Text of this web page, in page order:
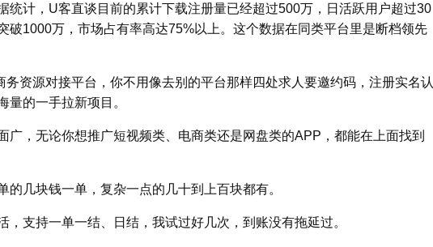
统计，U客直谈目前的累计下载注册量已经超过500万，日活跃用户超过30
破1000万，市场占有率高达75%以上。这个数据在同类平台里是断档领先
务资源对接平台，你不用像去别的平台那样四处求人要邀约码，注册实名认
量的一手拉新项目。
广，无论你想推广短视频类、电商类还是网盘类的APP，都能在上面找到
的几块钱一单，复杂一点的几十到上百块都有。
，支持一单一结、日结，我试过好几次，到账没有拖延过。